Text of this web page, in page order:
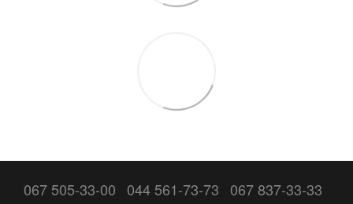
067 505-33-00 044 561-73-73 067 837-33-33